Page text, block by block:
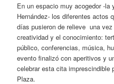
En un espacio muy acogedor -la
Hernández- los diferentes actos
días pusieron de relieve una
creatividad y el conocimiento:
público, conferencias, música,
evento finalizó con aperitivos y
celebrar esta cita imprescindible
Plaza.